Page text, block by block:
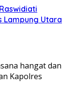
Lampung Utara
hangat dan
Kapolres